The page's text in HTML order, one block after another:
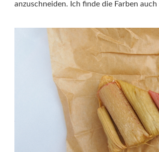
anzuschneiden. Ich finde die Farben